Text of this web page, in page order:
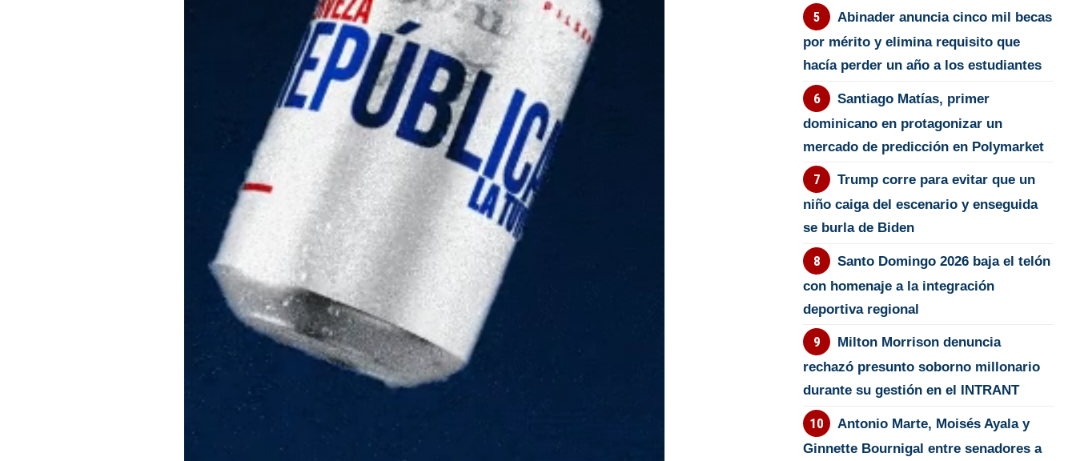
Abinader anuncia cinco mil becas
por mérito y elimina requisito que
hacía perder un año a los estudiantes
Santiago Matías, primer
dominicano en protagonizar un
mercado de predicción en Polymarket
Trump corre para evitar que un
niño caiga del escenario y enseguida
se burla de Biden
Santo Domingo 2026 baja el telón
con homenaje a la integración
deportiva regional
Milton Morrison denuncia
rechazó presunto soborno millonario
durante su gestión en el INTRANT
Antonio Marte, Moisés Ayala y
Ginnette Bournigal entre senadores a